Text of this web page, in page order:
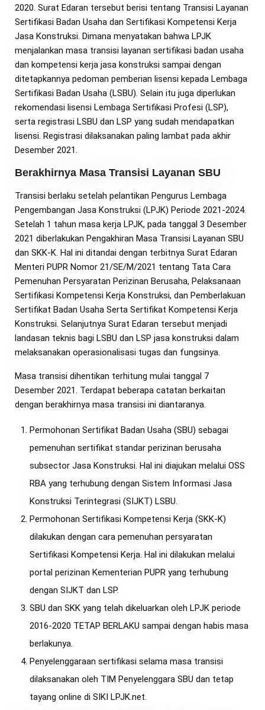
2020. Surat Edaran tersebut berisi tentang Transisi Layanan
Sertifikasi Badan Usaha dan Sertifikasi Kompetensi Kerja
Jasa Konstruksi. Dimana menyatakan bahwa LPJK
menjalankan masa transisi layanan sertifikasi badan usaha
dan kompetensi kerja jasa konstruksi sampai dengan
ditetapkannya pedoman pemberian lisensi kepada Lembaga
Sertifikasi Badan Usaha (LSBU). Selain itu juga diperlukan
rekomendasi lisensi Lembaga Sertifikasi Profesi (LSP),
serta registrasi LSBU dan LSP yang sudah mendapatkan
lisensi. Registrasi dilaksanakan paling lambat pada akhir
Desember 2021.
Berakhirnya Masa Transisi Layanan SBU
Transisi berlaku setelah pelantikan Pengurus Lembaga
Pengembangan Jasa Konstruksi (LPJK) Periode 2021-2024.
Setelah 1 tahun masa kerja LPJK, pada tanggal 3 Desember
2021 diberlakukan Pengakhiran Masa Transisi Layanan SBU
dan SKK-K. Hal ini ditandai dengan terbitnya Surat Edaran
Menteri PUPR Nomor 21/SE/M/2021 tentang Tata Cara
Pemenuhan Persyaratan Perizinan Berusaha, Pelaksanaan
Sertifikasi Kompetensi Kerja Konstruksi, dan Pemberlakuan
Sertifikat Badan Usaha Serta Sertifikat Kompetensi Kerja
Konstruksi. Selanjutnya Surat Edaran tersebut menjadi
landasan teknis bagi LSBU dan LSP jasa konstruksi dalam
melaksanakan operasionalisasi tugas dan fungsinya.
Masa transisi dihentikan terhitung mulai tanggal 7
Desember 2021. Terdapat beberapa catatan berkaitan
dengan berakhirnya masa transisi ini diantaranya.
Permohonan Sertifikat Badan Usaha (SBU) sebagai
pemenuhan sertifikat standar perizinan berusaha
subsector Jasa Konstruksi. Hal ini diajukan melalui OSS
RBA yang terhubung dengan Sistem Informasi Jasa
Konstruksi Terintegrasi (SIJKT) LSBU.
Permohonan Sertifikasi Kompetensi Kerja (SKK-K)
dilakukan dengan cara pemenuhan persyaratan
Sertifikasi Kompetensi Kerja. Hal ini dilakukan melalui
portal perizinan Kementerian PUPR yang terhubung
dengan SIJKT dan LSP.
SBU dan SKK yang telah dikeluarkan oleh LPJK periode
2016-2020 TETAP BERLAKU sampai dengan habis masa
berlakunya.
Penyelenggaraan sertifikasi selama masa transisi
dilaksanakan oleh TIM Penyelenggara SBU dan tetap
tayang online di SIKI LPJK.net.